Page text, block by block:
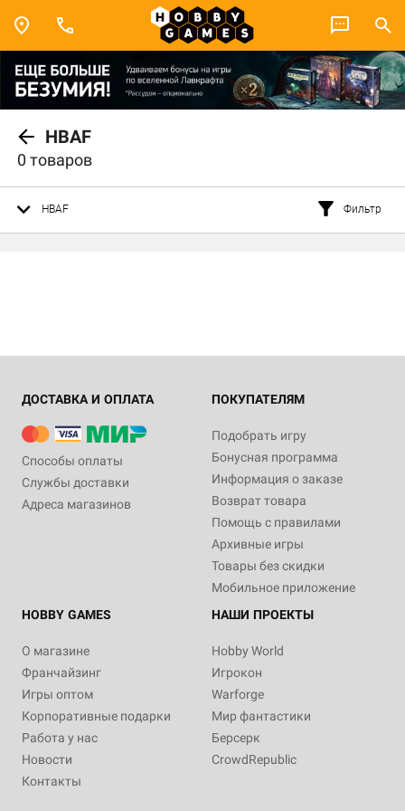
HBAF
0 товаров
HBAF Фильтр
ДОСТАВКА И ОПЛАТА
Способы оплаты
Службы доставки
Адреса магазинов
ПОКУПАТЕЛЯМ
Подобрать игру
Бонусная программа
Информация о заказе
Возврат товара
Помощь с правилами
Архивные игры
Товары без скидки
Мобильное приложение
HOBBY GAMES
О магазине
Франчайзинг
Игры оптом
Корпоративные подарки
Работа у нас
Новости
Контакты
НАШИ ПРОЕКТЫ
Hobby World
Игрокон
Warforge
Мир фантастики
Берсерк
CrowdRepublic